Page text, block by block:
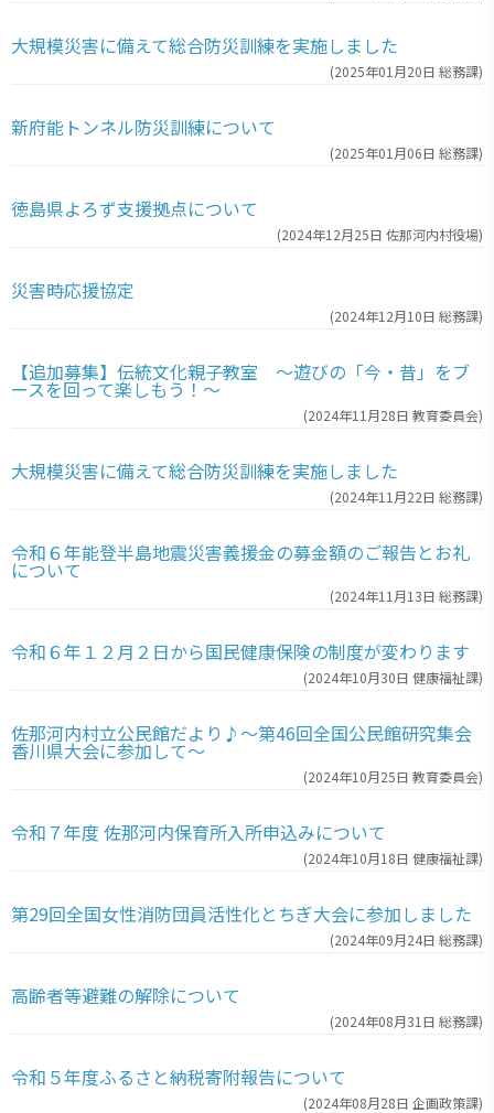
大規模災害に備えて総合防災訓練を実施しました
(2025年01月20日 総務課)
新府能トンネル防災訓練について
(2025年01月06日 総務課)
徳島県よろず支援拠点について
(2024年12月25日 佐那河内村役場)
災害時応援協定
(2024年12月10日 総務課)
【追加募集】伝統文化親子教室 ～遊びの「今・昔」をブ
ースを回って楽しもう！～
(2024年11月28日 教育委員会)
大規模災害に備えて総合防災訓練を実施しました
(2024年11月22日 総務課)
令和６年能登半島地震災害義援金の募金額のご報告とお礼
について
(2024年11月13日 総務課)
令和６年１２月２日から国民健康保険の制度が変わります
(2024年10月30日 健康福祉課)
佐那河内村立公民館だより♪～第46回全国公民館研究集会
香川県大会に参加して～
(2024年10月25日 教育委員会)
令和７年度 佐那河内保育所入所申込みについて
(2024年10月18日 健康福祉課)
第29回全国女性消防団員活性化とちぎ大会に参加しました
(2024年09月24日 総務課)
高齢者等避難の解除について
(2024年08月31日 総務課)
令和５年度ふるさと納税寄附報告について
(2024年08月28日 企画政策課)